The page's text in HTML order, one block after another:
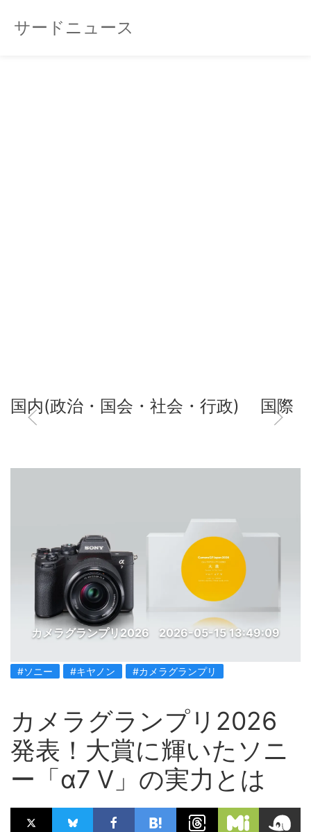
サードニュース
国内(政治・国会・社会・行政) 国際
カメラグランプリ2026 2026-05-15 13:49:09
#ソニー #キヤノン #カメラグランプリ
カメラグランプリ2026
発表！大賞に輝いたソニ
ー「α7 V」の実力とは